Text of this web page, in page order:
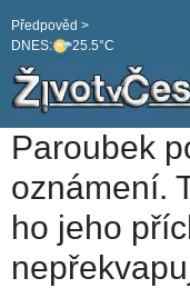
DNES: 25.5°C
Předpověd >
Paroubek
oznámení.
ho jeho